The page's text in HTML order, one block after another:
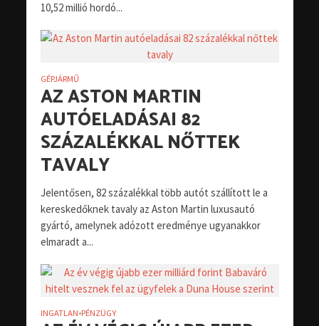
10,52 millió hordó...
GÉPJÁRMŰ
AZ ASTON MARTIN
AUTÓELADÁSAI 82
SZÁZALÉKKAL NŐTTEK
TAVALY
Jelentősen, 82 százalékkal több autót szállított le a
kereskedőknek tavaly az Aston Martin luxusautó
gyártó, amelynek adózott eredménye ugyanakkor
elmaradt a...
INGATLAN•PÉNZÜGY